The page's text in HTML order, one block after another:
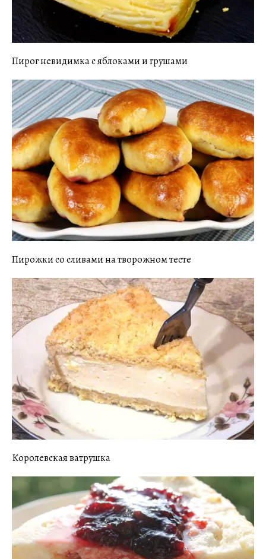
Пирог невидимка с яблоками и грушами
Пирожки со сливами на творожном тесте
Королевская ватрушка